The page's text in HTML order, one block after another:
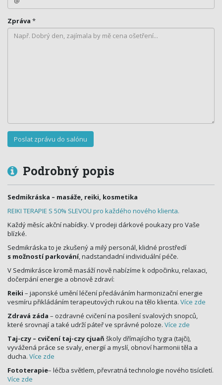
Zpráva *
Podrobný popis
Sedmikráska – masáže, reiki, kosmetika
REIKI TERAPIE S 50% SLEVOU pro každého nového klienta.
Každý měsíc akční nabídky. V prodeji dárkové poukazy pro Vaše
blízké.
Sedmikráska to je zkušený a milý personál, klidné prostředí
s možností parkování, nadstandadní individuální péče.
V Sedmikrásce kromě masáží nově nabízíme k odpočinku, relaxaci,
dočerpání energie a obnově zdraví:
Reiki – japonské umění léčení předáváním harmonizační energie
vesmíru přikládáním terapeutových rukou na tělo klienta. Více zde
Zdravá záda – ozdravné cvičení na posílení svalových snopců,
které srovnají a také udrží páteř ve správné poloze. Více zde
Taj-czy – cvičení taj-czy cjuaň školy dřímajícího tygra (tajči),
vyvážená práce se svaly, energií a myslí, obnoví harmonii těla a
ducha. Více zde
Fototerapie– léčba světlem, převratná technologie nového tisíciletí.
Více zde